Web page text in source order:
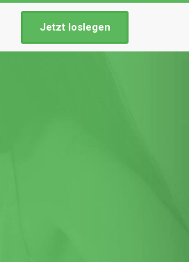
Jetzt loslegen